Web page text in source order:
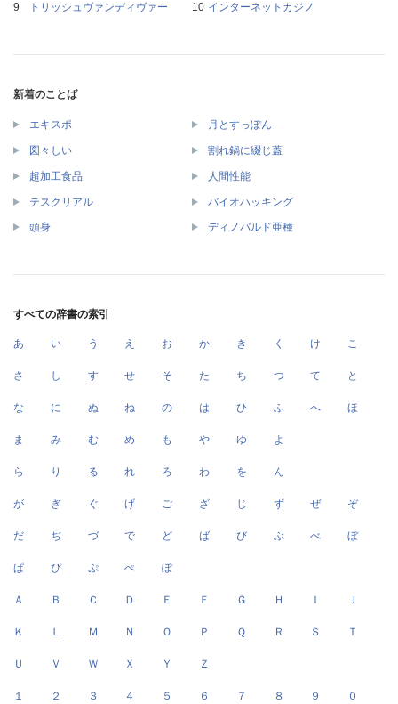
トリッシュヴァンディヴァー
インターネットカジノ
新着のことば
エキスポ 月とすっぽん
図々しい 割れ鍋に綴じ蓋
超加工食品 人間性能
テスクリアル バイオハッキング
頭身 ディノバルド亜種
すべての辞書の索引
あ い う え お か き く け こ
さ し す せ そ た ち つ て と
な に ぬ ね の は ひ ふ へ ほ
ま み む め も や ゆ よ
ら り る れ ろ わ を ん
が ぎ ぐ げ ご ざ じ ず ぜ ぞ
だ ぢ づ で ど ば び ぶ べ ぼ
ぱ ぴ ぷ ぺ ぽ
Ａ Ｂ Ｃ Ｄ Ｅ Ｆ Ｇ Ｈ Ｉ Ｊ
Ｋ Ｌ Ｍ Ｎ Ｏ Ｐ Ｑ Ｒ Ｓ Ｔ
Ｕ Ｖ Ｗ Ｘ Ｙ Ｚ
１ ２ ３ ４ ５ ６ ７ ８ ９ ０